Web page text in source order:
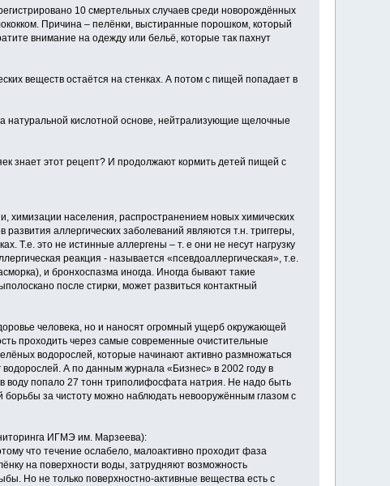
10 смертельных случаев среди новорождённых
Причина – пелёнки, выстиранные порошком, который
внимание на одежду или бельё, которые так пахнут
веществ остаётся на стенках. А потом с пищей попадает в
натуральной кислотной основе, нейтрализующие щелочные
знает этот рецепт? И продолжают кормить детей пищей с
химизации населения, распространением новых химических
аллергических заболеваний являются т.н. триггеры,
Т.е. это не истинные аллергены – т. е они не несут нагрузку
реакция - называется «псевдоаллергическая», т.е.
и бронхоспазма иногда. Иногда бывают такие
после стирки, может развиться контактный
человека, но и наносят огромный ущерб окружающей
проходить через самые современные очистительные
водорослей, которые начинают активно размножаться
А по данным журнала «Бизнес» в 2002 году в
воду попало 27 тонн триполифосфата натрия. Не надо быть
за чистоту можно наблюдать невооружённым глазом с
ИГМЭ им. Марзеева):
что течение ослабело, малоактивно проходит фаза
на поверхности воды, затрудняют возможность
Но не только поверхностно-активные вещества есть с